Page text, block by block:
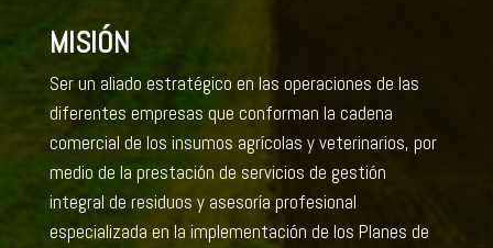
MISIÓN
Ser un aliado estratégico en las operaciones de las
diferentes empresas que conforman la cadena
comercial de los insumos agrícolas y veterinarios, por
medio de la prestación de servicios de gestión
integral de residuos y asesoría profesional
especializada en la implementación de los Planes de